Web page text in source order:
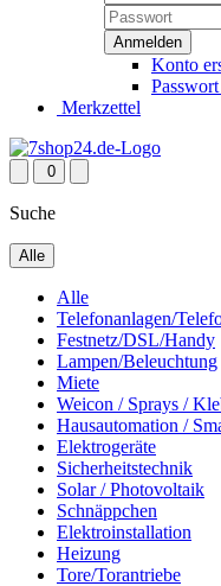
Konto
Merkzettel
0
Suche
Alle
Alle
Telefonanlagen/
Festnetz/DSL/Handy
Lampen/Beleuchtung
Miete
Weicon / Sprays /
Hausautomation /
Elektrogeräte
Sicherheitstechnik
Solar / Photovoltaik
Schnäppchen
Elektroinstallation
Heizung
Tore/Torantriebe